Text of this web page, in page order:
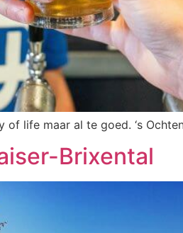
life maar al te goed. ‘s
Brixental